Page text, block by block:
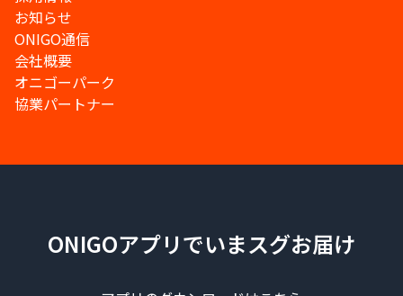
お知らせ
ONIGO通信
会社概要
オニゴーパーク
協業パートナー
ONIGOアプリでいまスグお届け